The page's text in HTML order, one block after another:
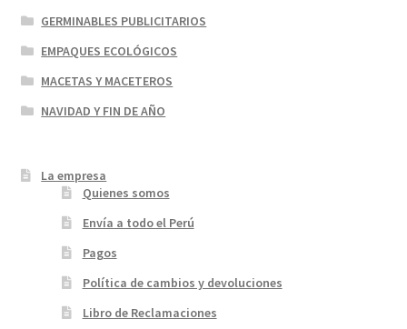
GERMINABLES PUBLICITARIOS
EMPAQUES ECOLÓGICOS
MACETAS Y MACETEROS
NAVIDAD Y FIN DE AÑO
La empresa
Quienes somos
Envía a todo el Perú
Pagos
Política de cambios y devoluciones
Libro de Reclamaciones